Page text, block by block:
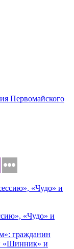
Первомайского
«Чудо» и